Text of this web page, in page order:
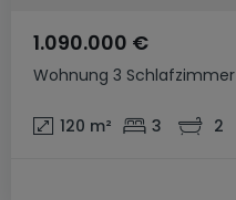
Wohnung 3 Schlafzimmer
1.090.000 €
120 m² 3 2